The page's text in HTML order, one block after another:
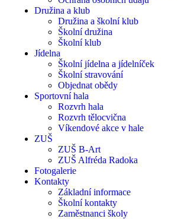
Družina a klub
Družina a školní klub
Školní družina
Školní klub
Jídelna
Školní jídelna a jídelníček
Školní stravování
Objednat obědy
Sportovní hala
Rozvrh hala
Rozvrh tělocvična
Víkendové akce v hale
ZUŠ
ZUŠ B-Art
ZUŠ Alfréda Radoka
Fotogalerie
Kontakty
Základní informace
Školní kontakty
Zaměstnanci školy